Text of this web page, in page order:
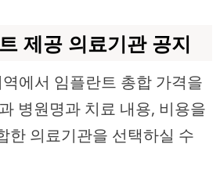
제공 의료기관 공지
에서 임플란트 총합 가격을
병원명과 치료 내용, 비용을
한 의료기관을 선택하실 수